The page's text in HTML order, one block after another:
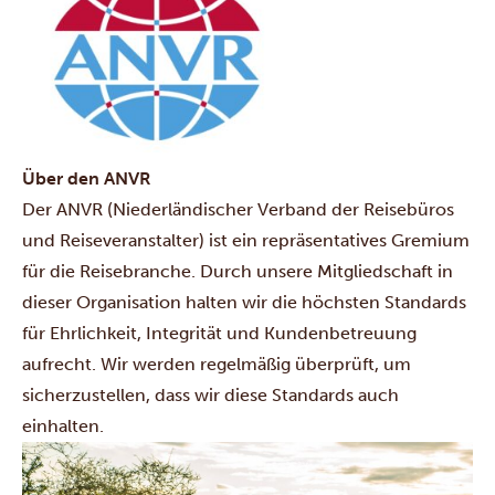
Über den ANVR
Der ANVR (Niederländischer Verband der Reisebüros
und Reiseveranstalter) ist ein repräsentatives Gremium
für die Reisebranche. Durch unsere Mitgliedschaft in
dieser Organisation halten wir die höchsten Standards
für Ehrlichkeit, Integrität und Kundenbetreuung
aufrecht. Wir werden regelmäßig überprüft, um
sicherzustellen, dass wir diese Standards auch
einhalten.